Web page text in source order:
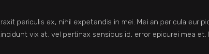
periculis ex, nihil expetendis in mei. Mei an pericula
vix at, vel pertinax sensibus id, error epicurei mea et.